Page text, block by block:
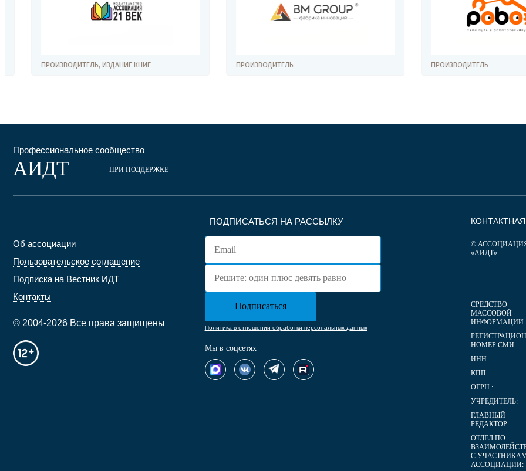
ПРОИЗВОДИТЕЛЬ, ИЗДАНИЕ КНИГ ПРОИЗВОДИТЕЛЬ ПРОИЗВОДИТЕЛЬ
Профессиональное сообщество
АИДТ ПРИ ПОДДЕРЖКЕ
Об ассоциации
Пользовательское соглашение
Подписка на Вестник ИДТ
Контакты
© 2004-2026 Все права защищены
ПОДПИСАТЬСЯ НА РАССЫЛКУ
Политика в отношении обработки персональных данных
Мы в соцсетях
©
«АИДТ»:
СРЕДСТВО
МАССОВОЙ
ИНФОРМАЦИИ:
НОМЕР СМИ:
ИНН:
КПП:
ОГРН :
УЧРЕДИТЕЛЬ:
ГЛАВНЫЙ
РЕДАКТОР:
ОТДЕЛ ПО
С
АССОЦИАЦИИ: